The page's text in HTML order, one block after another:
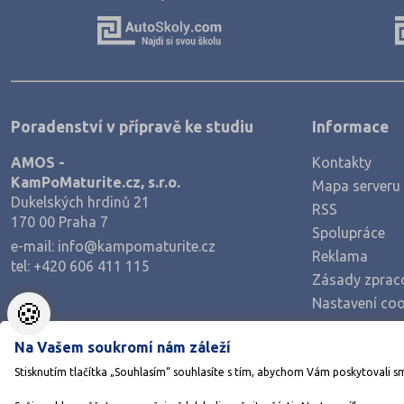
Zemědělství a lesnictví
Policejní a vojenské obory
Právo
Zdravotnické obory
Pedagogika a sociální péče
Umělecké obory
Šance na přijetí
Poradenství v přípravě ke studiu
AMOS -
KamPoMaturite.cz, s.r.o.
Dukelských hrdinů 21
170 00 Praha 7
e-mail: info@kampomaturite.cz
tel: +420 606 411 115
Informace
Kontakty
Mapa serveru
RSS
Spolupráce
Reklama
Zásady
Nastavení
🍪
Na Vašem soukromí nám záleží
Stisknutím tlačítka „Souhlasím“ souhlasíte s tím, abychom Vám poskytovali